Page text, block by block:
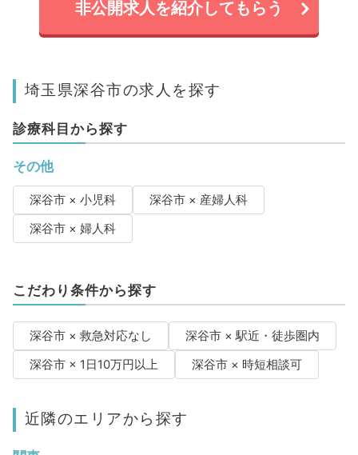
非公開求人を紹介してもらう
埼玉県深谷市の求人を探す
診療科目から探す
その他
深谷市 × 小児科
深谷市 × 産婦人科
深谷市 × 婦人科
こだわり条件から探す
深谷市 × 救急対応なし
深谷市 × 駅近・徒歩圏内
深谷市 × 1日10万円以上
深谷市 × 時短相談可
近隣のエリアから探す